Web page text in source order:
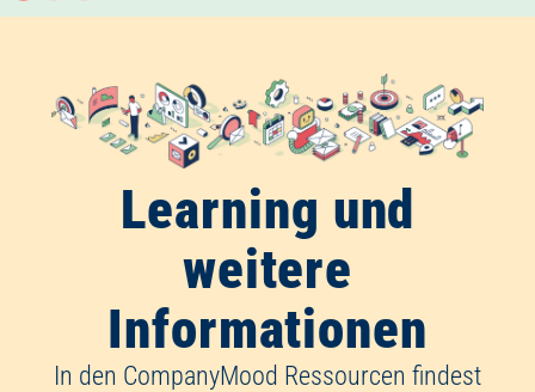
Learning und
weitere
Informationen
In den CompanyMood Ressourcen findest